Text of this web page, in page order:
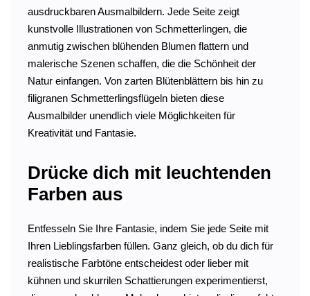
ausdruckbaren Ausmalbildern. Jede Seite zeigt
kunstvolle Illustrationen von Schmetterlingen, die
anmutig zwischen blühenden Blumen flattern und
malerische Szenen schaffen, die die Schönheit der
Natur einfangen. Von zarten Blütenblättern bis hin zu
filigranen Schmetterlingsflügeln bieten diese
Ausmalbilder unendlich viele Möglichkeiten für
Kreativität und Fantasie.
Drücke dich mit leuchtenden
Farben aus
Entfesseln Sie Ihre Fantasie, indem Sie jede Seite mit
Ihren Lieblingsfarben füllen. Ganz gleich, ob du dich für
realistische Farbtöne entscheidest oder lieber mit
kühnen und skurrilen Schattierungen experimentierst,